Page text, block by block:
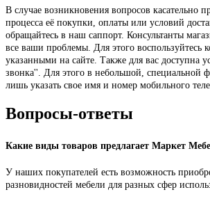
В случае возникновения вопросов касательно
процесса её покупки, оплаты или условий
обращайтесь в наш саппорт. Консультанты
все ваши проблемы. Для этого воспользуйтесь
указанными на сайте. Также для вас доступна
звонка''. Для этого в небольшой, специальной
лишь указать свое имя и номер мобильного
Вопросы-ответы
Какие виды товаров предлагает Маркет
У наших покупателей есть возможность
разновидностей мебели для разных сфер